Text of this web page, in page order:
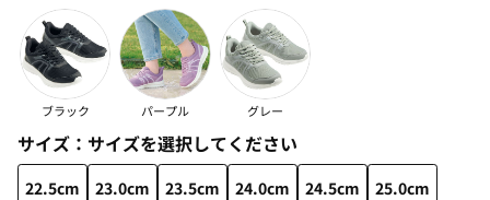
ブラック パープル グレー
サイズ： サイズを選択してください
22.5cm 23.0cm 23.5cm 24.0cm 24.5cm
25.0cm